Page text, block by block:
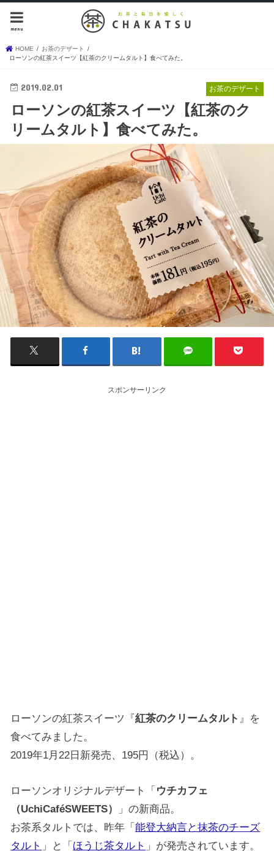
menu
HOME
お茶のデザート
ローソンの紅茶スイーツ【紅茶のクリームタルト】食べてみた。
お茶のデザート
2019.02.01
ローソンの紅茶スイーツ【紅茶のク
リームタルト】食べてみた。
スポンサーリンク
ローソンの紅茶スイーツ『紅茶のクリームタルト 』を
食べてみました。
2019年1月22日新発売、195円（税込）。
ローソンオリジナルデザート「ウチカフェ
（UchiCaféSWEETS）
」の新商品。
お茶系タルトでは、昨年「能登大納言と抹茶のチーズ
タルト 」と「ほうじ茶タルト 」が発売されています。